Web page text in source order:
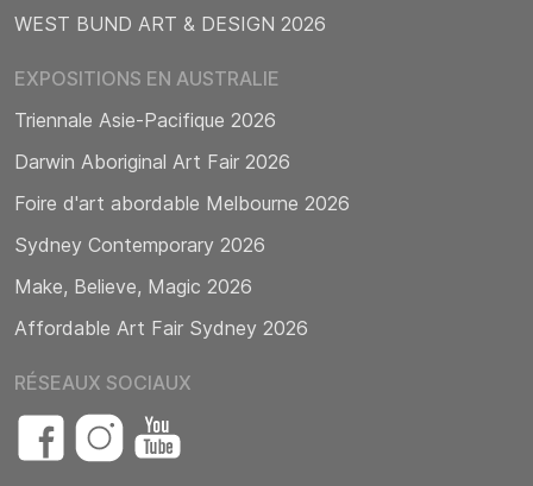
WEST BUND ART & DESIGN 2026
EXPOSITIONS EN AUSTRALIE
Triennale Asie-Pacifique 2026
Darwin Aboriginal Art Fair 2026
Foire d'art abordable Melbourne 2026
Sydney Contemporary 2026
Make, Believe, Magic 2026
Affordable Art Fair Sydney 2026
RÉSEAUX SOCIAUX